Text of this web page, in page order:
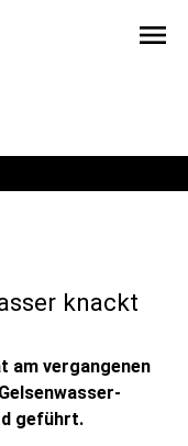
menu
knackt
am vergangenen
geführt.